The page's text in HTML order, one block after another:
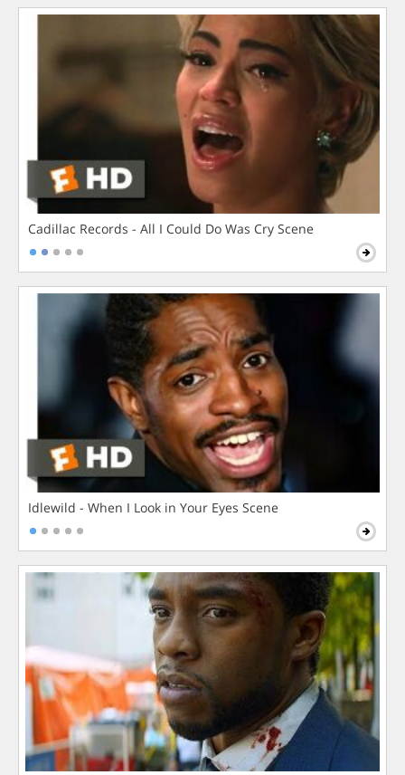
Cadillac Records - All I Could Do Was Cry Scene
Idlewild - When I Look in Your Eyes Scene